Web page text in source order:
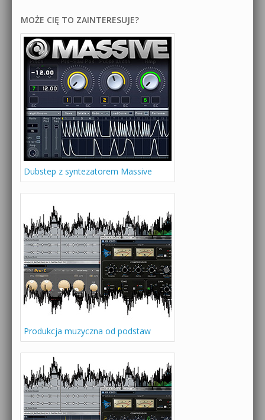
MOŻE CIĘ TO ZAINTERESUJE?
Dubstep z syntezatorem Massive
Produkcja muzyczna od podstaw